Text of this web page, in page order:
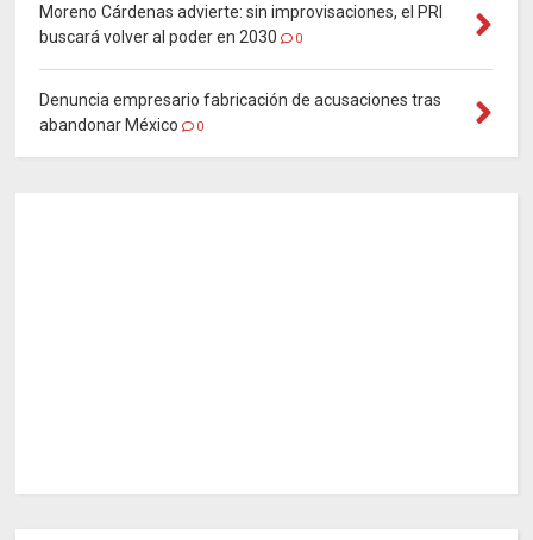
Moreno Cárdenas advierte: sin improvisaciones, el PRI
buscará volver al poder en 2030
0
Denuncia empresario fabricación de acusaciones tras
abandonar México
0